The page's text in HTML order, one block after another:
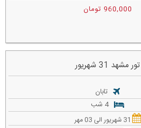
960,000 تومان
تور مشهد 31 شهریور
تابان
4 شب
31 شهریور الی 03 مهر